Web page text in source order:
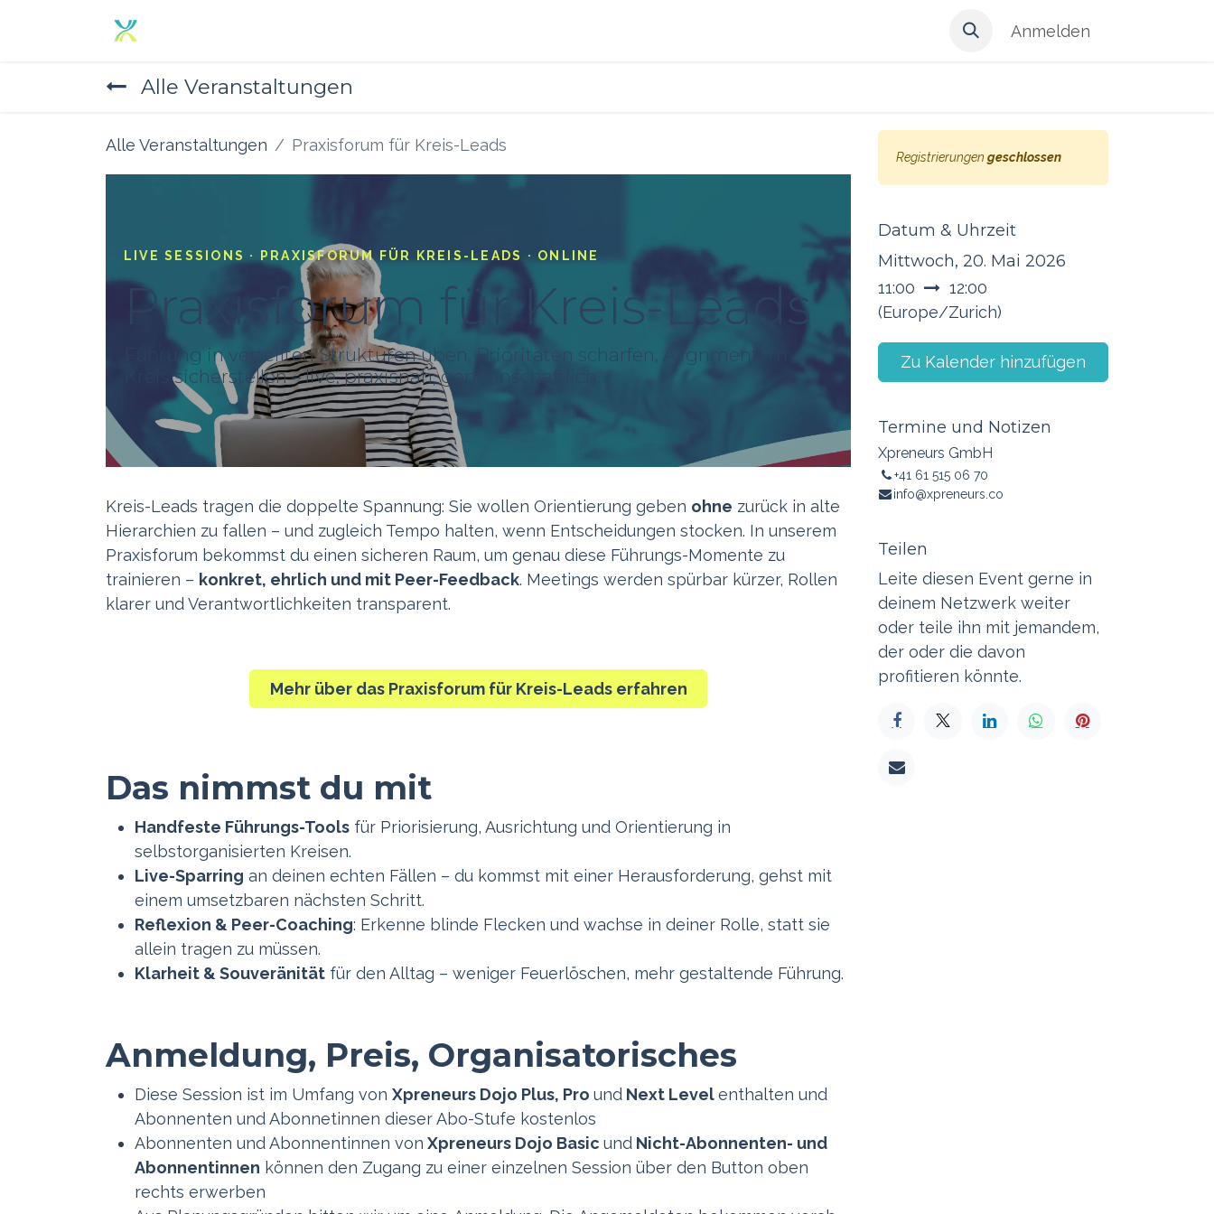
Anmelden
Alle Veranstaltungen
Alle Veranstaltungen Praxisforum für Kreis-Leads
LIVE SESSIONS · PRAXISFORUM FÜR KREIS-LEADS · ONLINE
Praxisforum für Kreis-Leads
Führung in verteilten Strukturen üben, Prioritäten schärfen, Alignment im
Kreis sicherstellen – live, praxisnah, gemeinschaftlich.
Kreis-Leads tragen die doppelte Spannung: Sie wollen Orientierung geben ohne zurück in alte
Hierarchien zu fallen – und zugleich Tempo halten, wenn Entscheidungen stocken. In unserem
Praxisforum bekommst du einen sicheren Raum, um genau diese Führungs-Momente zu
trainieren – konkret, ehrlich und mit Peer-Feedback. Meetings werden spürbar kürzer, Rollen
klarer und Verantwortlichkeiten transparent.
Mehr über das Praxisforum für Kreis-Leads erfahren
Das nimmst du mit
Handfeste Führungs-Tools für Priorisierung, Ausrichtung und Orientierung in
selbstorganisierten Kreisen.
Live-Sparring an deinen echten Fällen – du kommst mit einer Herausforderung, gehst mit
einem umsetzbaren nächsten Schritt.
Reflexion & Peer-Coaching: Erkenne blinde Flecken und wachse in deiner Rolle, statt sie
allein tragen zu müssen.
Klarheit & Souveränität für den Alltag – weniger Feuerlöschen, mehr gestaltende Führung.
Anmeldung, Preis, Organisatorisches
Diese Session ist im Umfang von Xpreneurs Dojo Plus, Pro und Next Levelenthalten und
Abonnenten und Abonnetinnen dieser Abo-Stufe kostenlos
Abonnenten und Abonnentinnen von Xpreneurs Dojo Basic und Nicht-Abonnenten- und
Abonnentinnen können den Zugang zu einer einzelnen Session über den Button oben
rechts erwerben
Registrierungen geschlossen
Datum & Uhrzeit
Mittwoch, 20. Mai 2026
11:00
12:00
(Europe/Zurich)
Zu Kalender hinzufügen
Termine und Notizen
Xpreneurs GmbH
+41 61 515 06 70
info@xpreneurs.co
Teilen
Leite diesen Event gerne in
deinem Netzwerk weiter
oder teile ihn mit jemandem,
der oder die davon
profitieren könnte.